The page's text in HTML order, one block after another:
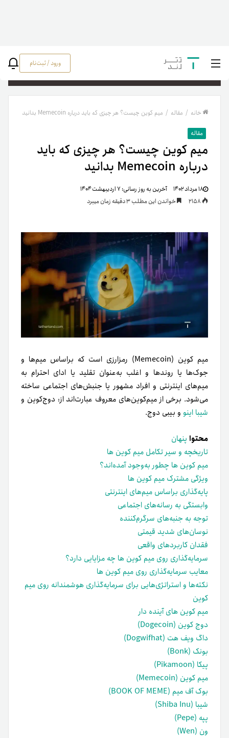
ورود / ثبت‌نام
خانه / مقاله / میم کوین چیست؟ هر چیزی که باید درباره Memecoin بدانید
مقاله
میم کوین چیست؟ هر چیزی که باید
درباره Memecoin بدانید
۱۸ مرداد ۱۴۰۲ آخرین به روز رسانی:۷ اردیبهشت ۱۴۰۴
خواندن این مطلب 3 دقیقه زمان میبرد
میم کوین (Memecoin) رمزارزی است که بر‌اساس میم‌ها و
جوک‌ها یا روندها و اغلب به‌عنوان تقلید یا ادای احترام به
میم‌های اینترنتی و افراد مشهور یا جنبش‌های اجتماعی ساخته
می‌شود. برخی از میم‌کوین‌های معروف‌ عبارت‌اند از: دوج‌کوین و
شیبا اینو و بیبی دوج.
محتوا پنهان
تاریخچه و سیر تکامل میم کوین ها
میم کوین ها چطور به‌وجود آمده‌اند؟
ویژگی مشترک میم کوین ها
پایه‌گذاری براساس میم‌های اینترنتی
وابستگی به رسانه‌های اجتماعی
توجه به جنبه‌های سرگرم‌کننده
نوسان‌های شدید قیمتی
فقدان کاربردهای واقعی
سرمایه‌گذاری روی میم کوین ها چه مزایایی دارد؟
معایب سرمایه‌گذاری روی میم کوین ها
نکته‌ها و استراتژی‌هایی برای سرمایه‌گذاری هوشمندانه روی میم
کوین
میم کوین های آینده دار
دوج کوین (Dogecoin)
داگ ویف هت (Dogwifhat)
بونک (Bonk)
پیکا (Pikamoon)
میم کوین (Memecoin)
بوک آف میم (BOOK OF MEME)
شیبا (Shiba Inu)
پپه (Pepe)
ون (Wen)